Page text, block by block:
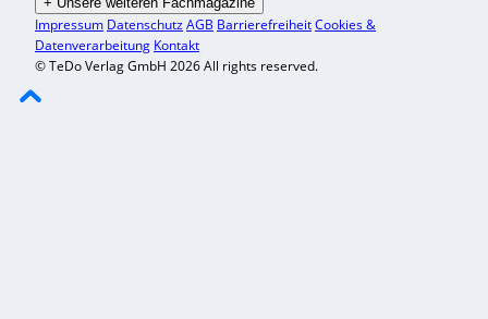
Impressum DatenschutzAGB BarrierefreiheitCookies &
Datenverarbeitung Kontakt
© TeDo Verlag GmbH 2026 All rights reserved.